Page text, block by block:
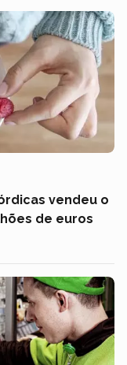
vendeu o
de euros